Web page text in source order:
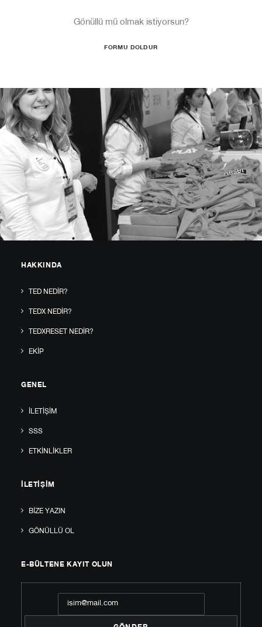
Gönüllü mü olmak istiyorsun?
FORMU DOLDUR
HAKKINDA
TED NEDIR?
TEDX NEDIR?
TEDXRESET NEDIR?
EKIP
GENEL
İLETIŞIM
SSS
ETKINLIKLER
İLETIŞIM
BIZE YAZIN
GÖNÜLLÜ OL
E-BÜLTENE KAYIT OLUN